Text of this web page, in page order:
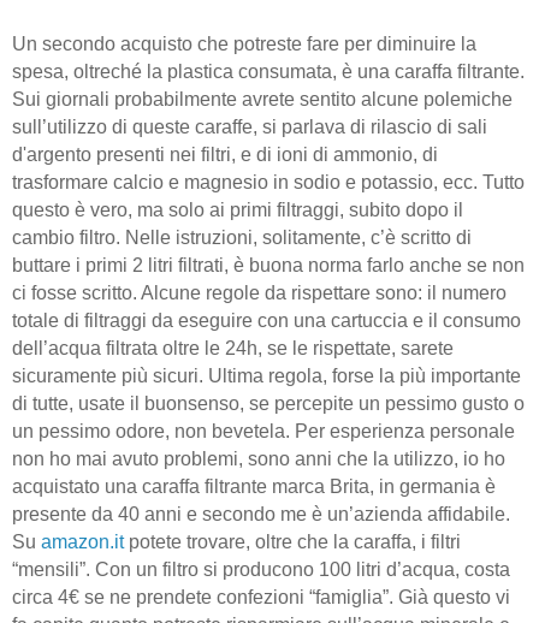
Un secondo acquisto che potreste fare per diminuire la
spesa, oltreché la plastica consumata, è una caraffa filtrante.
Sui giornali probabilmente avrete sentito alcune polemiche
sull’utilizzo di queste caraffe, si parlava di rilascio di sali
d'argento presenti nei filtri, e di ioni di ammonio, di
trasformare calcio e magnesio in sodio e potassio, ecc. Tutto
questo è vero, ma solo ai primi filtraggi, subito dopo il
cambio filtro. Nelle istruzioni, solitamente, c’è scritto di
buttare i primi 2 litri filtrati, è buona norma farlo anche se non
ci fosse scritto. Alcune regole da rispettare sono: il numero
totale di filtraggi da eseguire con una cartuccia e il consumo
dell’acqua filtrata oltre le 24h, se le rispettate, sarete
sicuramente più sicuri. Ultima regola, forse la più importante
di tutte, usate il buonsenso, se percepite un pessimo gusto o
un pessimo odore, non bevetela. Per esperienza personale
non ho mai avuto problemi, sono anni che la utilizzo, io ho
acquistato una caraffa filtrante marca Brita, in germania è
presente da 40 anni e secondo me è un’azienda affidabile.
Su amazon.itpotete trovare, oltre che la caraffa, i filtri
“mensili”. Con un filtro si producono 100 litri d’acqua, costa
circa 4€ se ne prendete confezioni “famiglia”. Già questo vi